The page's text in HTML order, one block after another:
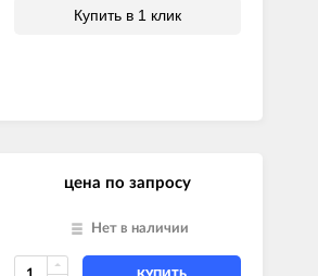
Купить в 1 клик
цена по запросу
Нет в наличии